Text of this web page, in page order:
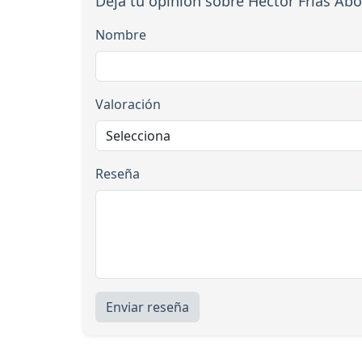
Nombre
Valoración
Reseña
Enviar reseña